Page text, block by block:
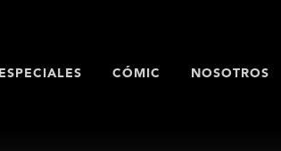
ESPECIALES CÓMIC NOSOTROS